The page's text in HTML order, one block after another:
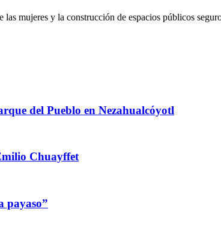
mujeres y la construcción de espacios públicos
del Pueblo en Nezahualcóyotl
Chuayffet
payaso”